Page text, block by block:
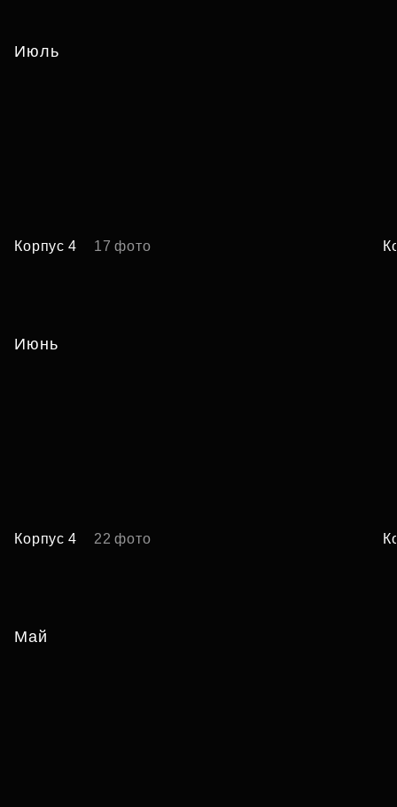
Июль
Корпус 4 17 фото
Июнь
Корпус 4 22 фото
Май